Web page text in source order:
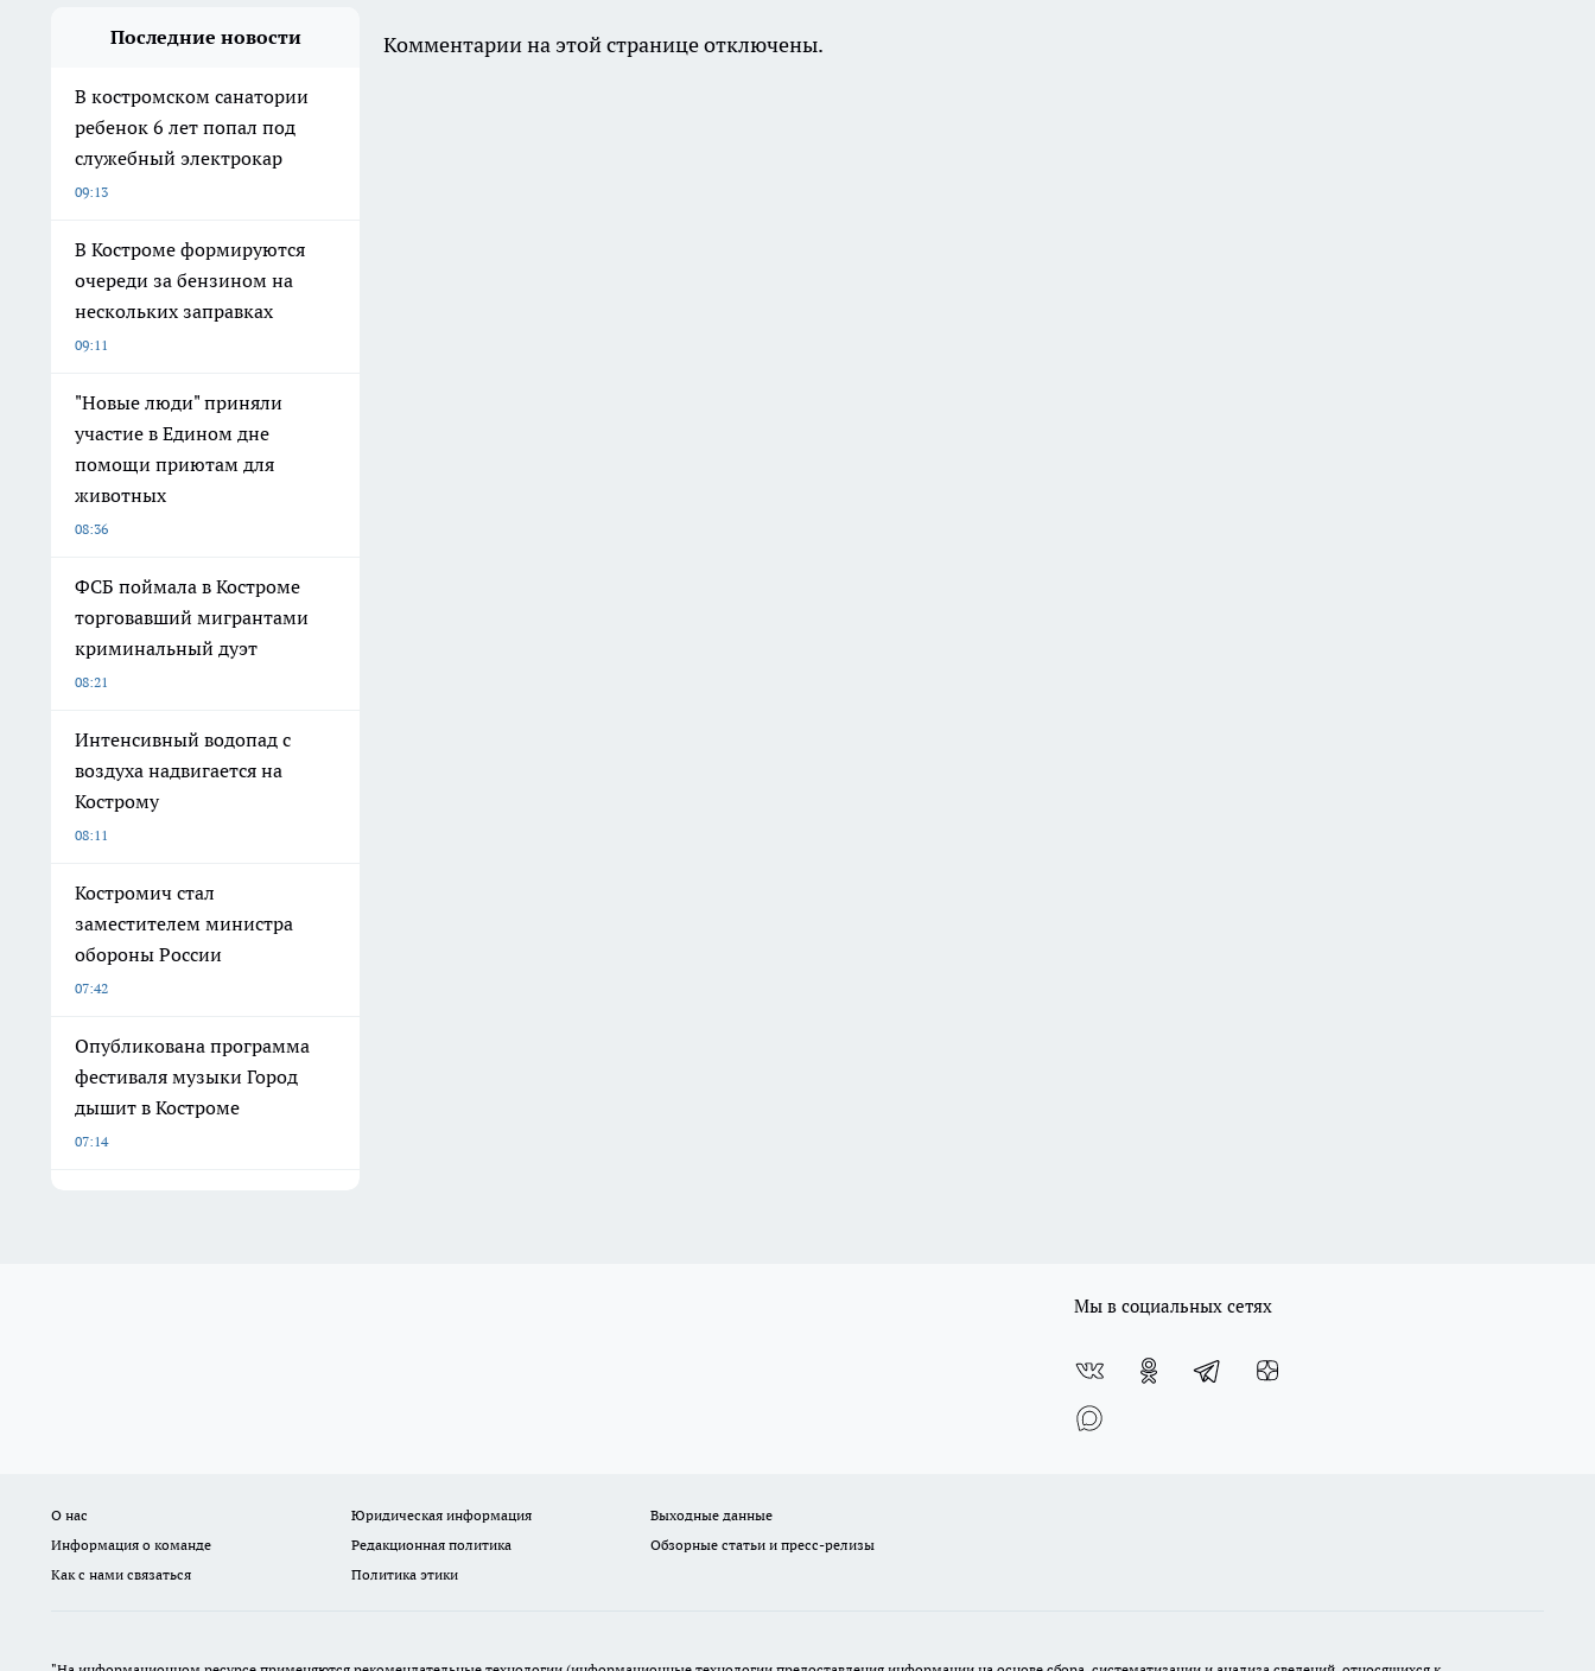
Последние новости
В костромском санатории
ребенок 6 лет попал под
служебный электрокар
09:13
В Костроме формируются
очереди за бензином на
нескольких заправках
09:11
"Новые люди" приняли
участие в Едином дне
помощи приютам для
животных
08:36
ФСБ поймала в Костроме
торговавший мигрантами
криминальный дуэт
08:21
Интенсивный водопад с
воздуха надвигается на
Кострому
08:11
Костромич стал
заместителем министра
обороны России
07:42
Опубликована программа
фестиваля музыки Город
дышит в Костроме
07:14
Комментарии на этой странице отключены.
Мы в социальных сетях
О нас Юридическая информация
Выходные данные
Информация о команде
Редакционная политика
Обзорные статьи и пресс-релизы
Как с нами связаться
Политика этики